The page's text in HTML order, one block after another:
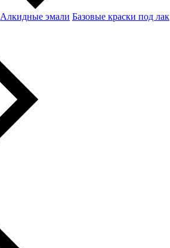
Алкидные эмали Базовые краски под лак